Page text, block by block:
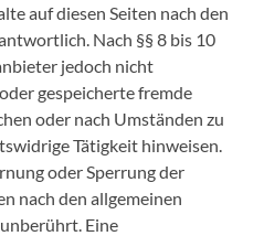
auf diesen Seiten nach den
Nach §§ 8 bis 10
jedoch nicht
gespeicherte fremde
oder nach Umständen zu
Tätigkeit hinweisen.
oder Sperrung der
nach den allgemeinen
Eine